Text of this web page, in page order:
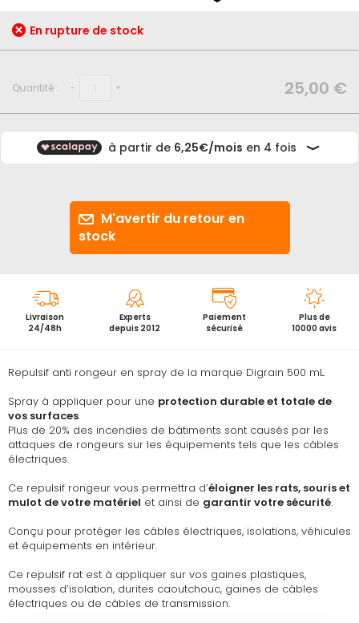
de
la
Repulsif anti rongeur en spray de la marque Digrain 500 mL.
Spray à appliquer pour une protection durable et totale de
vos surfaces.
Plus de 20% des incendies de bâtiments sont causés par les
attaques de rongeurs sur les équipements tels que les câbles
électriques.
Ce repulsif rongeur vous permettra d’éloigner les rats, souris et
mulot de votre matériel et ainsi de garantir votre sécurité.
Conçu pour protéger les câbles électriques, isolations, véhicules
et équipements en intérieur.
Ce repulsif rat est à appliquer sur vos gaines plastiques,
mousses d’isolation, durites caoutchouc, gaines de câbles
électriques ou de câbles de transmission.
En rupture de stock
Quantité : - + 25,00 €
M'avertir du retour en
stock
Livraison
24/48h
Experts
depuis 2012
Paiement
sécurisé
Plus de
10000 avis